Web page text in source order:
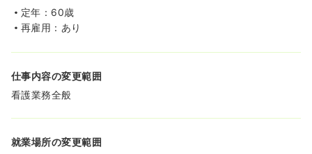
定年：60歳
再雇用：あり
仕事内容の変更範囲
看護業務全般
就業場所の変更範囲